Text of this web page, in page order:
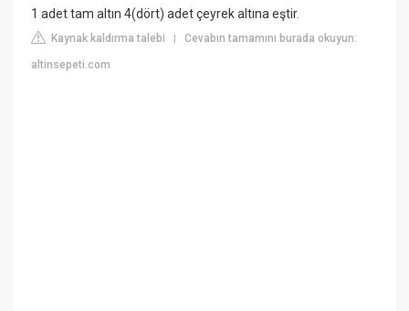
1 adet tam altın 4(dört) adet çeyrek altına eştir.
Kaynak kaldırma talebi |Cevabın tamamını burada okuyun:
altinsepeti.com